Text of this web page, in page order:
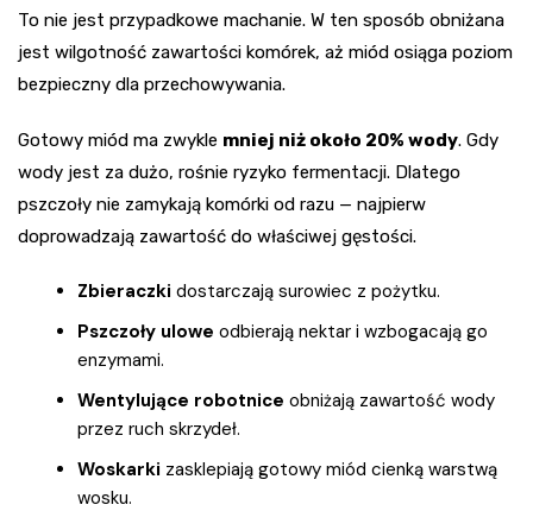
To nie jest przypadkowe machanie. W ten sposób obniżana
jest wilgotność zawartości komórek, aż miód osiąga poziom
bezpieczny dla przechowywania.
Gotowy miód ma zwykle mniej niż około 20% wody. Gdy
wody jest za dużo, rośnie ryzyko fermentacji. Dlatego
pszczoły nie zamykają komórki od razu — najpierw
doprowadzają zawartość do właściwej gęstości.
Zbieraczki dostarczają surowiec z pożytku.
Pszczoły ulowe odbierają nektar i wzbogacają go
enzymami.
Wentylujące robotnice obniżają zawartość wody
przez ruch skrzydeł.
Woskarki zasklepiają gotowy miód cienką warstwą
wosku.